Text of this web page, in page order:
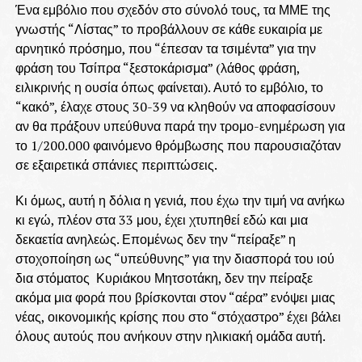
Ένα εμβόλιο που σχεδόν στο σύνολό τους, τα ΜΜΕ της
γνωστής “Λίστας” το προβάλλουν σε κάθε ευκαιρία με
αρνητικό πρόσημο, που “έπεσαν τα τσιμέντα” για την
φράση του Τσίπρα “ξεστοκάρισμα” (λάθος φράση,
ειλικρινής η ουσία όπως φαίνεται). Αυτό το εμβόλιο, το
“κακό”, έλαχε στους 30-39 να κληθούν να αποφασίσουν
αν θα πράξουν υπεύθυνα παρά την τρομο-ενημέρωση για
το 1/200.000 φαινόμενο θρόμβωσης που παρουσιαζόταν
σε εξαιρετικά σπάνιες περιπτώσεις.
Κι όμως, αυτή η δόλια η γενιά, που έχω την τιμή να ανήκω
κι εγώ, πλέον στα 33 μου, έχει χτυπηθεί εδώ και μια
δεκαετία ανηλεώς. Επομένως δεν την “πείραξε” η
στοχοποίηση ως “υπεύθυνης” για την διασπορά του ιού
δια στόματος Κυριάκου Μητσοτάκη, δεν την πείραξε
ακόμα μια φορά που βρίσκονται στον “αέρα” ενόψει μιας
νέας, οικονομικής κρίσης που στο “στόχαστρο” έχει βάλει
όλους αυτούς που ανήκουν στην ηλικιακή ομάδα αυτή.